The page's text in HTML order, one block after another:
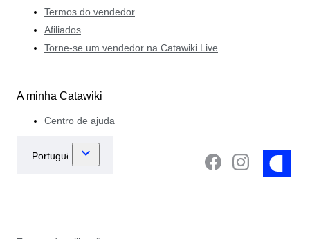
Termos do vendedor
Afiliados
Torne-se um vendedor na Catawiki Live
A minha Catawiki
Centro de ajuda